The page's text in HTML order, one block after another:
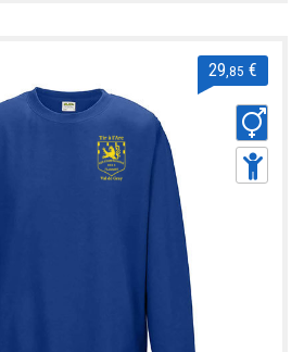
29 ,85 €